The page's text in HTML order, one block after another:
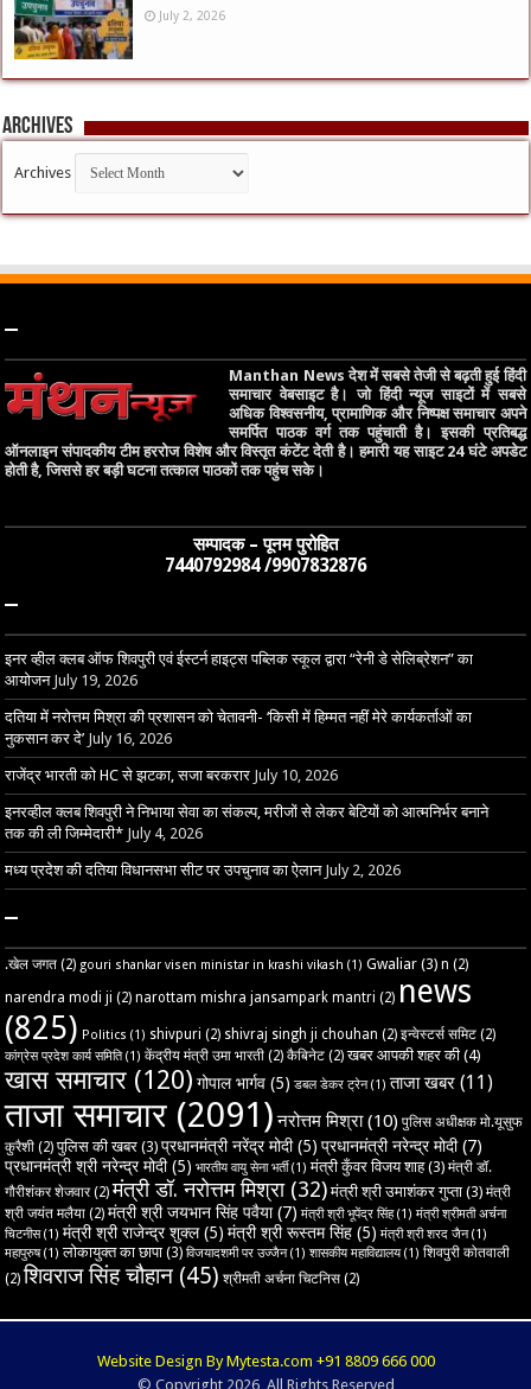
July 2, 2026
Archives
Archives
–
Manthan News देश में सबसे तेजी से बढ़ती हुई हिंदी
समाचार वेबसाइट है। जो हिंदी न्यूज साइटों में सबसे
अधिक विश्वसनीय, प्रामाणिक और निष्पक्ष समाचार अपने
समर्पित पाठक वर्ग तक पहुंचाती है। इसकी प्रतिबद्ध
ऑनलाइन संपादकीय टीम हररोज विशेष और विस्तृत कंटेंट देती है। हमारी यह साइट 24 घंटे अपडेट
होती है, जिससे हर बड़ी घटना तत्काल पाठकों तक पहुंच सके।
सम्पादक – पूनम पुरोहित
7440792984 /9907832876
–
इनर व्हील क्लब ऑफ शिवपुरी एवं ईस्टर्न हाइट्स पब्लिक स्कूल द्वारा “रेनी डे सेलिब्रेशन” का
आयोजन July 19, 2026
दतिया में नरोत्तम मिश्रा की प्रशासन को चेतावनी- ‘किसी में हिम्मत नहीं मेरे कार्यकर्ताओं का
नुकसान कर दे’ July 16, 2026
राजेंद्र भारती को HC से झटका, सजा बरकरार July 10, 2026
इनरव्हील क्लब शिवपुरी ने निभाया सेवा का संकल्प, मरीजों से लेकर बेटियों को आत्मनिर्भर बनाने
तक की ली जिम्मेदारी* July 4, 2026
मध्य प्रदेश की दतिया विधानसभा सीट पर उपचुनाव का ऐलान July 2, 2026
–
.खेल जगत (2) gouri shankar visen ministar in krashi vikash (1) Gwaliar (3) n (2)
narendra modi ji (2) narottam mishra jansampark mantri (2) news
(825) Politics (1) shivpuri (2) shivraj singh ji chouhan (2) इन्वेस्टर्स समिट (2)
कांग्रेस प्रदेश कार्य समिति(1) केंद्रीय मंत्री उमा भारती (2) कैबिनेट (2) खबर आपकी शहर की (4)
खास समाचार (120) गोपाल भार्गव (5) डबल डेकर ट्रेन(1) ताजा खबर (11)
ताजा समाचार (2091) नरोत्तम मिश्रा(10) पुलिस अधीक्षक मो.यूसुफ
कुरैशी (2) पुलिस की खबर (3) प्रधानमंत्री नरेंद्र मोदी(5) प्रधानमंत्री नरेन्द्र मोदी(7)
प्रधानमंत्री श्री नरेन्द्र मोदी(5) भारतीय वायु सेना भर्ती(1) मंत्री कुँवर विजय शाह(3) मंत्री डॉ.
गौरीशंकर शेजवार(2) मंत्री डॉ. नरोत्तम मिश्रा(32) मंत्री श्री उमाशंकर गुप्ता (3) मंत्री
श्री जयंत मलैया (2) मंत्री श्री जयभान सिंह पवैया(7) मंत्री श्री भूपेंद्र सिंह(1) मंत्री श्रीमती अर्चना
चिटनीस(1) मंत्री श्री राजेन्द्र शुक्ल(5) मंत्री श्री रूस्तम सिंह (5) मंत्री श्री शरद जैन(1)
महापुरुष(1) लोकायुक्त का छापा (3) विजयादशमी पर उज्‍जैन(1) शासकीय महाविद्यालय(1) शिवपुरी कोतवाली
(2) शिवराज सिंह चौहान (45) श्रीमती अर्चना चिटनिस (2)
Website Design By Mytesta.com +91 8809 666 000
© Copyright 2026, All Rights Reserved